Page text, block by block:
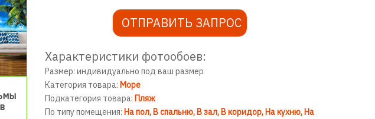
ОТПРАВИТЬ ЗАПРОС
Характеристики фотообоев:
Размер: индивидуально под ваш размер
Категория товара: Море
Подкатегория товара: Пляж
По типу помещения: На пол В спальню В зал В коридор На кухню На